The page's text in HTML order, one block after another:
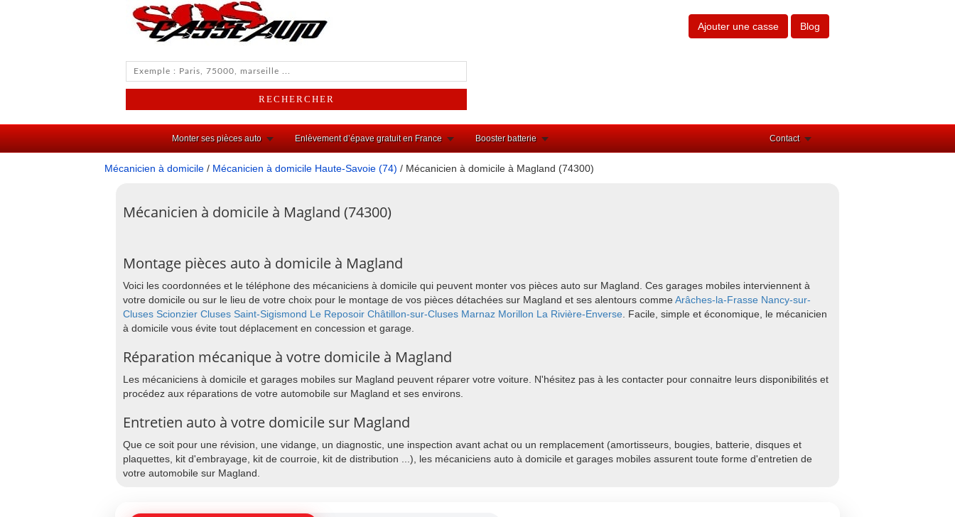
Ajouter une casse Blog
Monter ses pièces auto Enlèvement d’épave gratuit en France Booster batterie Contact
Mécanicien à domicile / Mécanicien à domicile Haute-Savoie (74) / Mécanicien à domicile à Magland (74300)
Mécanicien à domicile à Magland (74300)
Montage pièces auto à domicile à Magland
Voici les coordonnées et le téléphone des mécaniciens à domicile qui peuvent monter vos pièces auto sur Magland. Ces garages mobiles interviennent à
votre domicile ou sur le lieu de votre choix pour le montage de vos pièces détachées sur Magland et ses alentours comme Arâches-la-Frasse Nancy-sur-
Cluses Scionzier Cluses Saint-Sigismond Le Reposoir Châtillon-sur-Cluses Marnaz Morillon La Rivière-Enverse . Facile, simple et économique, le mécanicien
à domicile vous évite tout déplacement en concession et garage.
Réparation mécanique à votre domicile à Magland
Les mécaniciens à domicile et garages mobiles sur Magland peuvent réparer votre voiture. N'hésitez pas à les contacter pour connaitre leurs disponibilités et
procédez aux réparations de votre automobile sur Magland et ses environs.
Entretien auto à votre domicile sur Magland
Que ce soit pour une révision, une vidange, un diagnostic, une inspection avant achat ou un remplacement (amortisseurs, bougies, batterie, disques et
plaquettes, kit d'embrayage, kit de courroie, kit de distribution ...), les mécaniciens auto à domicile et garages mobiles assurent toute forme d'entretien de
votre automobile sur Magland.